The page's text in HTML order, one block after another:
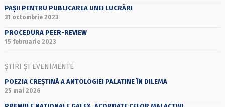
PAȘII PENTRU PUBLICAREA UNEI LUCRĂRI
31 octombrie 2023
PROCEDURA PEER-REVIEW
15 februarie 2023
ȘTIRI ȘI EVENIMENTE
POEZIA CREȘTINĂ A ANTOLOGIEI PALATINE ÎN DILEMA
25 mai 2026